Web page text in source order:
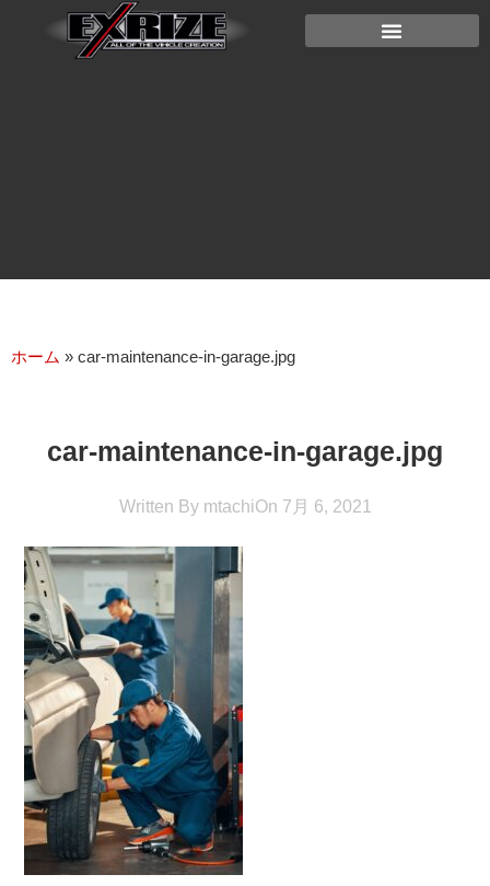
ホーム » car-maintenance-in-garage.jpg
car-maintenance-in-garage.jpg
Written BymtachiOn 7月 6, 2021